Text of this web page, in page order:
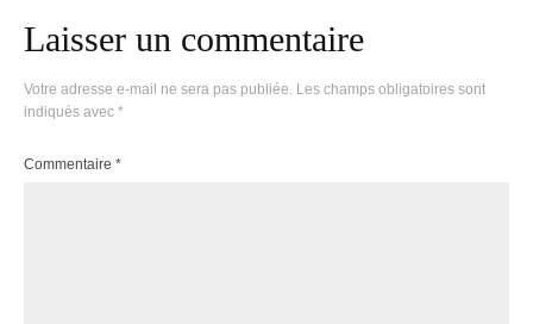
Laisser un commentaire
Votre adresse e-mail ne sera pas publiée. Les champs obligatoires sont
indiqués avec *
Commentaire *